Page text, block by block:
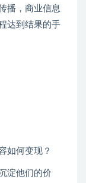
播，商业信息
达到结果的手
如何变现？
淀他们的价